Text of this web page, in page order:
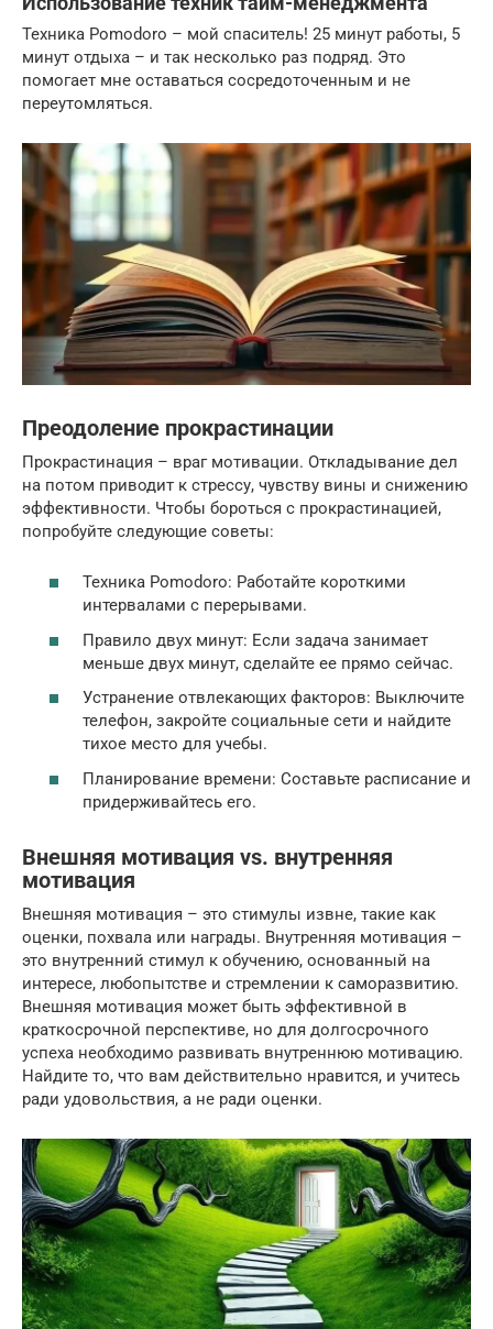
Техника Pomodoro – мой спаситель! 25 минут работы, 5
минут отдыха – и так несколько раз подряд. Это
помогает мне оставаться сосредоточенным и не
переутомляться.
Преодоление прокрастинации
Прокрастинация – враг мотивации. Откладывание дел
на потом приводит к стрессу, чувству вины и снижению
эффективности. Чтобы бороться с прокрастинацией,
попробуйте следующие советы:
Техника Pomodoro: Работайте короткими
интервалами с перерывами.
Правило двух минут: Если задача занимает
меньше двух минут, сделайте ее прямо сейчас.
Устранение отвлекающих факторов: Выключите
телефон, закройте социальные сети и найдите
тихое место для учебы.
Планирование времени: Составьте расписание и
придерживайтесь его.
Внешняя мотивация vs. внутренняя
мотивация
Внешняя мотивация – это стимулы извне, такие как
оценки, похвала или награды. Внутренняя мотивация –
это внутренний стимул к обучению, основанный на
интересе, любопытстве и стремлении к саморазвитию.
Внешняя мотивация может быть эффективной в
краткосрочной перспективе, но для долгосрочного
успеха необходимо развивать внутреннюю мотивацию.
Найдите то, что вам действительно нравится, и учитесь
ради удовольствия, а не ради оценки.